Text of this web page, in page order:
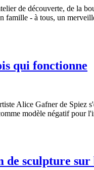
de découverte, de la
famille - à tous, un
qui fonctionne
Alice Gafner de Spiez
modèle négatif pour
sculpture sur